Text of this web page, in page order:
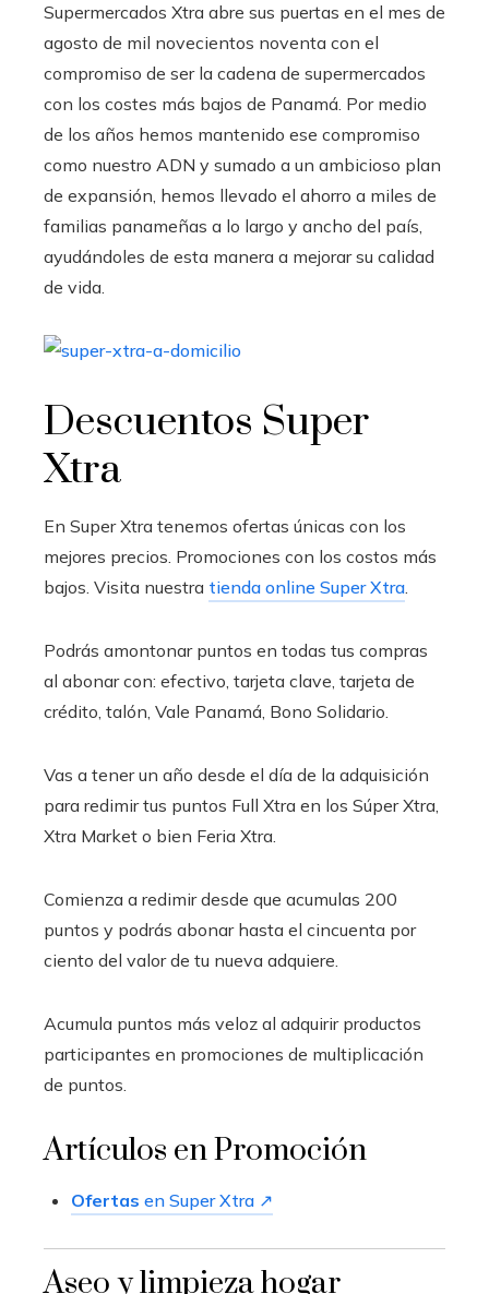
Supermercados Xtra abre sus puertas en el mes de
agosto de mil novecientos noventa con el
compromiso de ser la cadena de supermercados
con los costes más bajos de Panamá. Por medio
de los años hemos mantenido ese compromiso
como nuestro ADN y sumado a un ambicioso plan
de expansión, hemos llevado el ahorro a miles de
familias panameñas a lo largo y ancho del país,
ayudándoles de esta manera a mejorar su calidad
de vida.
Descuentos Super
Xtra
En Super Xtra tenemos ofertas únicas con los
mejores precios. Promociones con los costos más
bajos. Visita nuestra tienda online Super Xtra.
Podrás amontonar puntos en todas tus compras
al abonar con: efectivo, tarjeta clave, tarjeta de
crédito, talón, Vale Panamá, Bono Solidario.
Vas a tener un año desde el día de la adquisición
para redimir tus puntos Full Xtra en los Súper Xtra,
Xtra Market o bien Feria Xtra.
Comienza a redimir desde que acumulas 200
puntos y podrás abonar hasta el cincuenta por
ciento del valor de tu nueva adquiere.
Acumula puntos más veloz al adquirir productos
participantes en promociones de multiplicación
de puntos.
Artículos en Promoción
Ofertas en Super Xtra ↗
Aseo y limpieza hogar